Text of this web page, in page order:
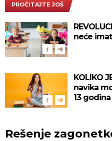
PROČITAJTE JOŠ
neće
KOLIKO
navika
13 godina
Rešenje